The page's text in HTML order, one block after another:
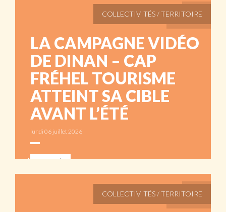
COLLECTIVITÉS / TERRITOIRE
LA CAMPAGNE VIDÉO
DE DINAN – CAP
FRÉHEL TOURISME
ATTEINT SA CIBLE
AVANT L’ÉTÉ
lundi 06 juillet 2026
ABONNÉS
COLLECTIVITÉS / TERRITOIRE